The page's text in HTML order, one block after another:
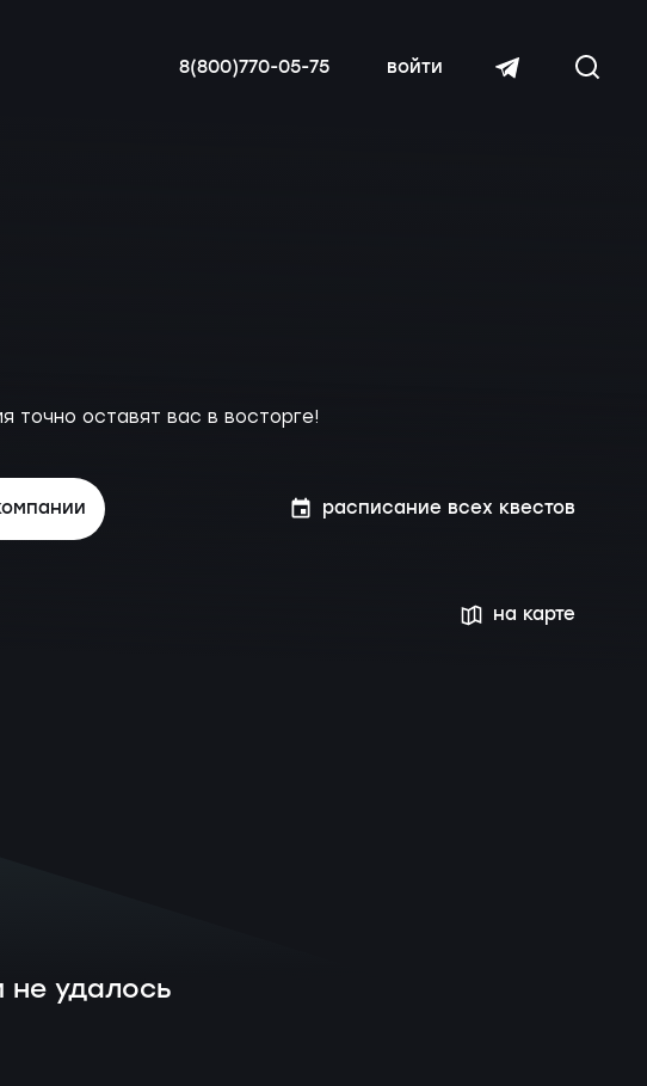
8(800)770-05-75 войти
точно оставят вас в восторге!
расписание всех квестов
на карте
не удалось